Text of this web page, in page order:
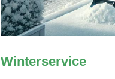
Winterservice